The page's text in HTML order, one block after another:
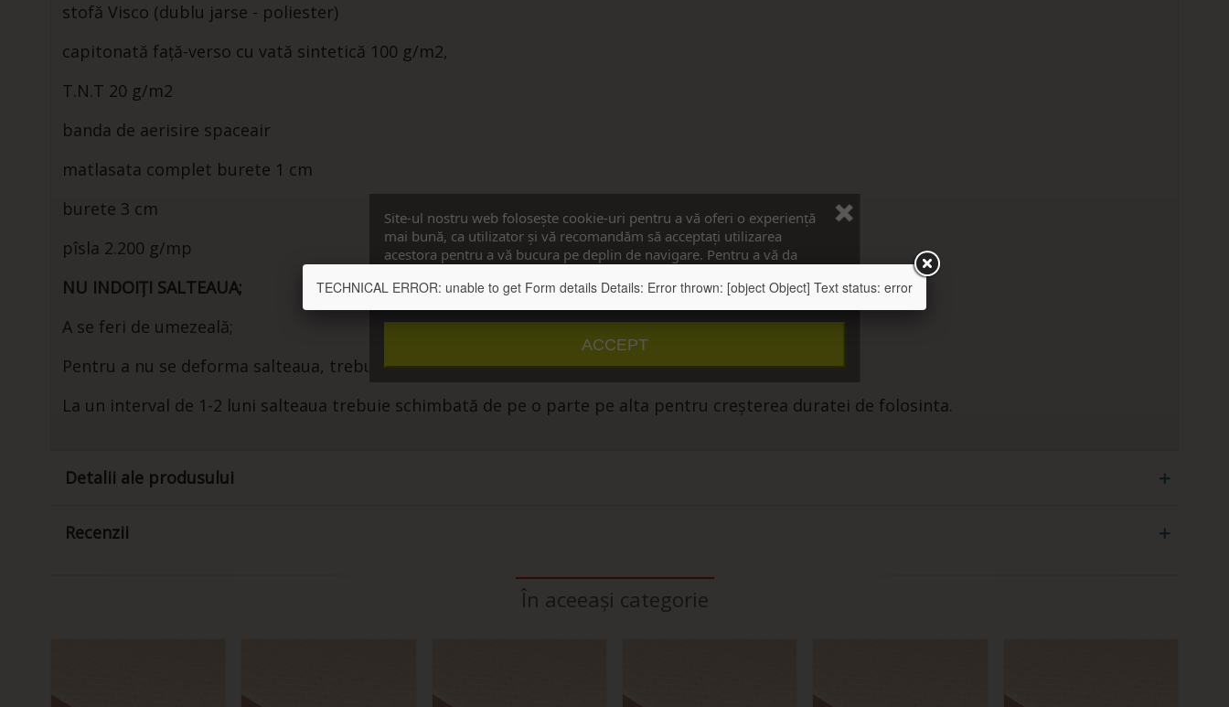
stofă Visco (dublu jarse - poliester)
capitonată faţă-verso cu vată sintetică 100 g/m2,
T.N.T 20 g/m2
banda de aerisire spaceair
matlasata complet burete 1 cm
burete 3 cm
pîsla 2.200 g/mp
NU INDOIŢI SALTEAUA;
A se feri de umezeală;
Pentru a nu se deforma salteaua, trebuie să se așeze pe o suprafață dură și dreaptă și continuă;
La un interval de 1-2 luni salteaua trebuie schimbată de pe o parte pe alta pentru creșterea duratei de folosinta.
Detalii ale produsului
Recenzii
În aceeași categorie
Site-ul nostru web folosește cookie-uri pentru a vă oferi o experiență
mai bună, ca utilizator și vă recomandăm să acceptați utilizarea
acestora pentru a vă bucura pe deplin de navigare. Pentru a vă da
Vreau detalii Personalizați cookie-urile
ACCEPT
TECHNICAL ERROR: unable to get Form details Details: Error thrown: [object Object] Text status: error